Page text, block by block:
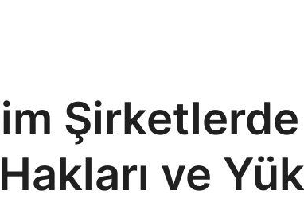
Hakları ve